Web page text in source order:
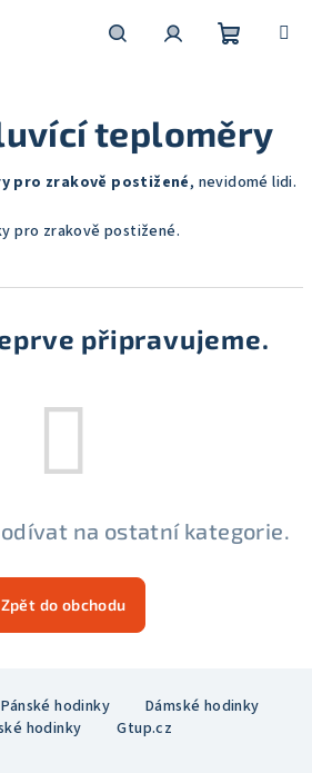
košík
teploměry
pro zrakově postižené, nevidomé lidi.
pro zrakově postižené.
připravujeme.
na ostatní kategorie.
Zpět do obchodu
Pánské hodinky
Dámské hodinky
hodinky
Gtup.cz